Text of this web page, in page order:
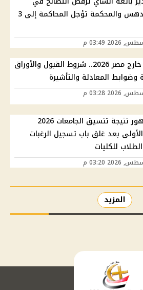
قضية الدهس والمحكمة تؤجل المحاكمة إلى 3
الدراسة خارج مصر 2026.. شروط القبول والأوراق
وضوابط المعادلة والتأشيرة
موعد ظهور نتيجة تنسيق الجامعات 2026
بعد غلق باب تسجيل الرغبات
للكليات
المزيد